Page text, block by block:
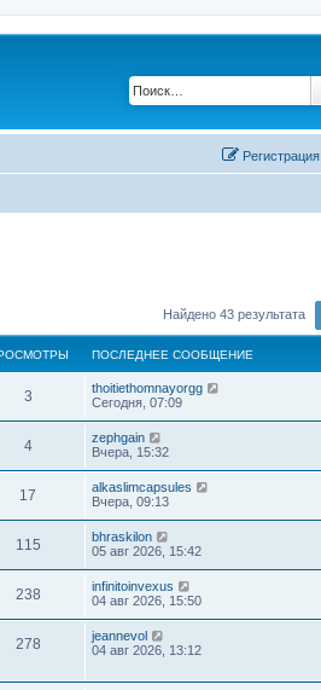
Регистрация
Найдено 43 результата
ПОСЛЕДНЕЕ СООБЩЕНИЕ
3
thoitiethomnayorgg
Сегодня, 07:09
4
zephgain
Вчера, 15:32
17
alkaslimcapsules
Вчера, 09:13
115
bhraskilon
05 авг 2026, 15:42
238
infinitoinvexus
04 авг 2026, 15:50
278
jeannevol
04 авг 2026, 13:12